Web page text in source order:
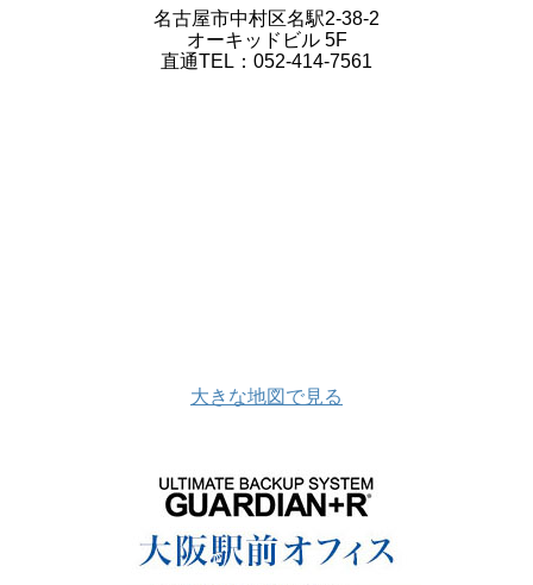
名古屋市中村区名駅2-38-2
オーキッドビル 5F
直通TEL：052-414-7561
大きな地図で見る